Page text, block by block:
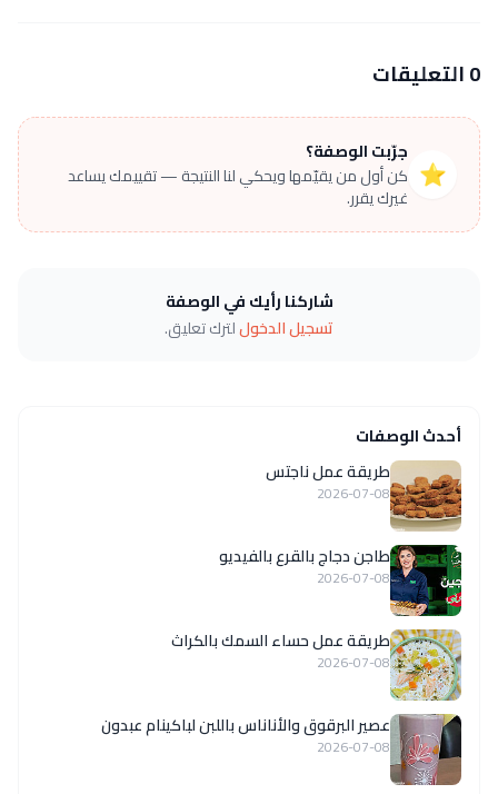
0 التعليقات
⭐
جرّبت الوصفة؟
كن أول من يقيّمها ويحكي لنا النتيجة — تقييمك يساعد
غيرك يقرر.
شاركنا رأيك في الوصفة
تسجيل الدخوللترك تعليق.
أحدث الوصفات
طريقة عمل ناجتس
2026-07-08
طاجن دجاج بالقرع بالفيديو
2026-07-08
طريقة عمل حساء السمك بالكراث
2026-07-08
عصير البرقوق والأناناس باللبن لباكينام عبدون
2026-07-08